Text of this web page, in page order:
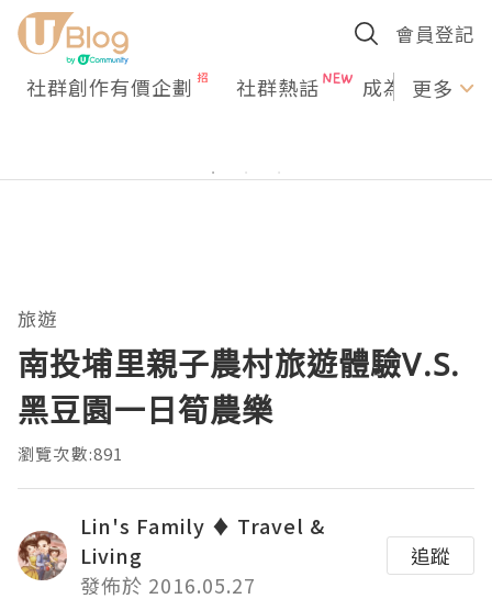
會員登記
社群創作有價企劃 社群熱話 成為U更多
旅遊
南投埔里親子農村旅遊體驗V.S.
黑豆園一日筍農樂
瀏覽次數:891
Lin's Family ♦ Travel &
Living
發佈於 2016.05.27
追蹤